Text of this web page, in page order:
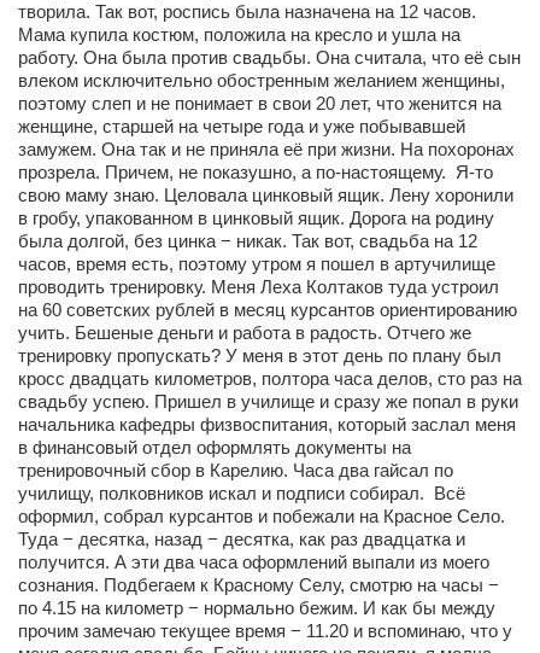
Артём Мяус
Александра Сокол
Барды
Владимир Айзенберг
Игорь Добровольский
Ольга Козаченко
Оксана Скоробагатская
Александра Скорук
Евгений Полюхович
Ольга Чикина
Бизнес-партнёры
Здоровье
Врач психиатр–нарколог Анплеев А.Б.
Косметологическое отделение КП Сумская
городская клиническая больница №4
Оптика — Медтехника
Тенториум -центр независимых дистрибьюторов
творила. Так вот, роспись была назначена на 12 часов.
Мама купила костюм, положила на кресло и ушла на
работу. Она была против свадьбы. Она считала, что её сын
влеком исключительно обостренным желанием женщины,
поэтому слеп и не понимает в свои 20 лет, что женится на
женщине, старшей на четыре года и уже побывавшей
замужем. Она так и не приняла её при жизни. На похоронах
прозрела. Причем, не показушно, а по-настоящему. Я-то
свою маму знаю. Целовала цинковый ящик. Лену хоронили
в гробу, упакованном в цинковый ящик. Дорога на родину
была долгой, без цинка − никак. Так вот, свадьба на 12
часов, время есть, поэтому утром я пошел в артучилище
проводить тренировку. Меня Леха Колтаков туда устроил
на 60 советских рублей в месяц курсантов ориентированию
учить. Бешеные деньги и работа в радость. Отчего же
тренировку пропускать? У меня в этот день по плану был
кросс двадцать километров, полтора часа делов, сто раз на
свадьбу успею. Пришел в училище и сразу же попал в руки
начальника кафедры физвоспитания, который заслал меня
в финансовый отдел оформлять документы на
тренировочный сбор в Карелию. Часа два гайсал по
училищу, полковников искал и подписи собирал. Всё
оформил, собрал курсантов и побежали на Красное Село.
Туда − десятка, назад − десятка, как раз двадцатка и
получится. А эти два часа оформлений выпали из моего
сознания. Подбегаем к Красному Селу, смотрю на часы −
по 4.15 на километр − нормально бежим. И как бы между
прочим замечаю текущее время − 11.20 и вспоминаю, что у